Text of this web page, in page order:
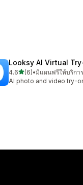
Looksy AI Virtual
4.6เต็ม 5 ดาว
(6)
ทั้งหมด 6 รีวิว
•มีแผนฟรีให้บริการ
AI photo and video try-